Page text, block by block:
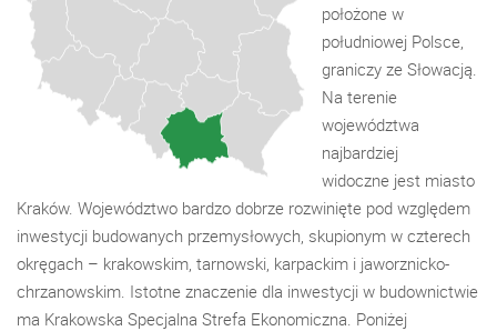
położone w
południowej Polsce,
graniczy ze Słowacją.
Na terenie
województwa
najbardziej
widoczne jest miasto
Kraków. Województwo bardzo dobrze rozwinięte pod względem
inwestycji budowanych przemysłowych, skupionym w czterech
okręgach – krakowskim, tarnowski, karpackim i jaworznicko-
chrzanowskim. Istotne znaczenie dla inwestycji w budownictwie
ma Krakowska Specjalna Strefa Ekonomiczna. Poniżej